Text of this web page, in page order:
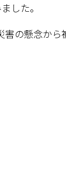
した。
の懸念か